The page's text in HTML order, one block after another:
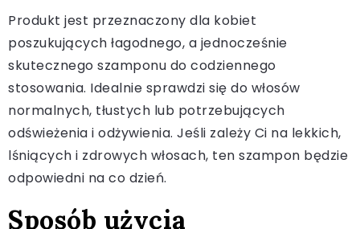
Produkt jest przeznaczony dla kobiet
poszukujących łagodnego, a jednocześnie
skutecznego szamponu do codziennego
stosowania. Idealnie sprawdzi się do włosów
normalnych, tłustych lub potrzebujących
odświeżenia i odżywienia. Jeśli zależy Ci na lekkich,
lśniących i zdrowych włosach, ten szampon będzie
odpowiedni na co dzień.
Sposób użycia